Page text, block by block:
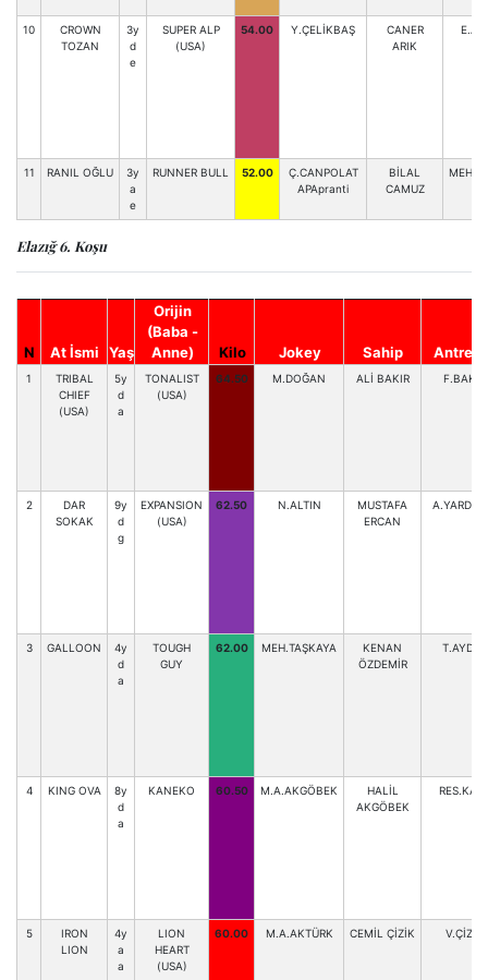
10
CROWN
TOZAN
3y
d
e
SUPER ALP
(USA)
54.00 Y.ÇELİKBAŞ
CANER
ARIK
11 RANIL OĞLU
3y
a
e
RUNNER BULL 52.00
Ç.CANPOLAT
APApranti
BİLAL
CAMUZ
Elazığ 6. Koşu
N At İsmi Yaş
Orijin
(Baba -
Anne)
Kilo Jokey Sahip
1
TRIBAL
CHIEF
(USA)
5y
d
a
TONALIST
(USA)
64.50 M.DOĞAN ALİ BAKIR F.BAKIR
2
DAR
SOKAK
9y
d
g
EXPANSION
(USA)
62.50 N.ALTIN
MUSTAFA
ERCAN
3 GALLOON
4y
d
a
TOUGH
GUY
62.00 MEH.TAŞKAYA
KENAN
ÖZDEMİR
T.AYDIN
4 KING OVA
8y
d
a
KANEKO 60.50 M.A.AKGÖBEK
HALİL
AKGÖBEK
5
IRON
LION
4y
a
a
LION
HEART
(USA)
60.00 M.A.AKTÜRK CEMİL ÇİZİK V.ÇİZİK